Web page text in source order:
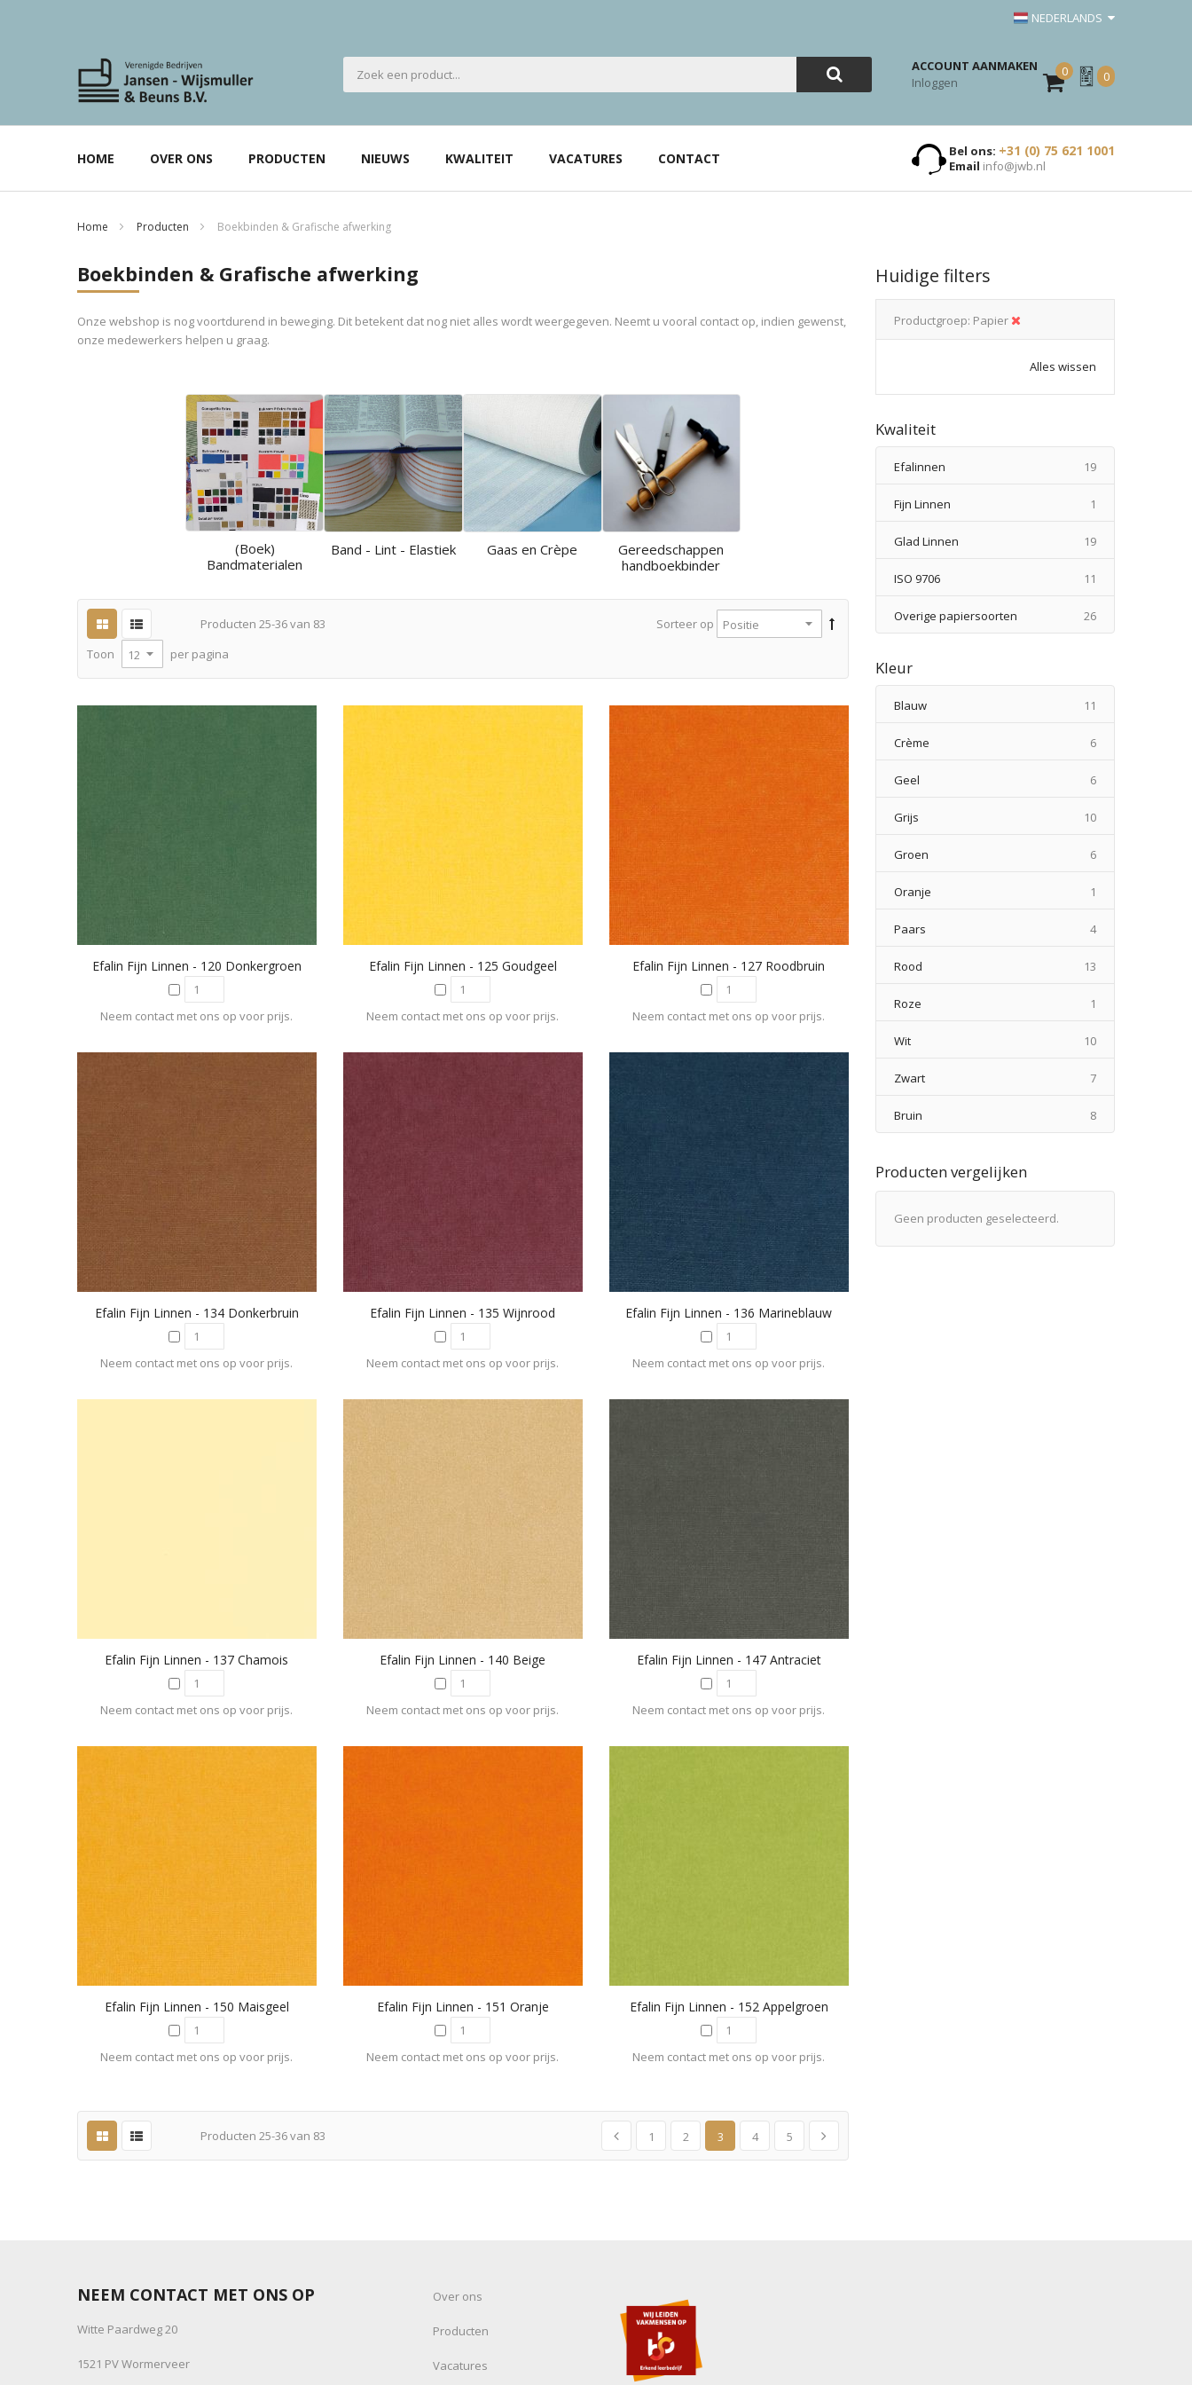
NEDERLANDS
ACCOUNT AANMAKEN
Inloggen
0
Mijn
Offerte
0
HOME OVER ONS PRODUCTEN NIEUWS KWALITEIT VACATURES CONTACT Bel ons: +31 (0) 75 621 1001
Email info@jwb.nl
Home Producten Boekbinden & Grafische afwerking
Boekbinden & Grafische afwerking
Onze webshop is nog voortdurend in beweging. Dit betekent dat nog niet alles wordt weergegeven. Neemt u vooral contact op, indien gewenst,
onze medewerkers helpen u graag.
(Boek)
Bandmaterialen
Band - Lint - Elastiek Gaas en Crèpe
Gereedschappen
handboekbinder
Producten 25-36van 83
Sorteer op
Toon
per pagina
Efalin Fijn Linnen - 120 Donkergroen
Neem contact met ons op voor prijs.
Efalin Fijn Linnen - 125 Goudgeel
Neem contact met ons op voor prijs.
Efalin Fijn Linnen - 127 Roodbruin
Neem contact met ons op voor prijs.
Efalin Fijn Linnen - 134 Donkerbruin
Neem contact met ons op voor prijs.
Efalin Fijn Linnen - 135 Wijnrood
Neem contact met ons op voor prijs.
Efalin Fijn Linnen - 136 Marineblauw
Neem contact met ons op voor prijs.
Efalin Fijn Linnen - 137 Chamois
Neem contact met ons op voor prijs.
Efalin Fijn Linnen - 140 Beige
Neem contact met ons op voor prijs.
Efalin Fijn Linnen - 147 Antraciet
Neem contact met ons op voor prijs.
Efalin Fijn Linnen - 150 Maisgeel
Neem contact met ons op voor prijs.
Efalin Fijn Linnen - 151 Oranje
Neem contact met ons op voor prijs.
Efalin Fijn Linnen - 152 Appelgroen
Neem contact met ons op voor prijs.
Producten 25-36van 83 1 2 3 4 5
Huidige filters
Productgroep Papier
Alles wissen
Kwaliteit
Efalinnen 19producten
Fijn Linnen 1
Glad Linnen 19producten
ISO 9706 11
Overige papiersoorten 26producten
Kleur
Blauw 11
Crème 6producten
Geel 6producten
Grijs 10producten
Groen 6producten
Oranje 1
Paars 4producten
Rood 13
Roze 1
Wit 10producten
Zwart 7producten
Bruin 8producten
Producten vergelijken
Geen producten geselecteerd.
NEEM CONTACT MET ONS OP
Witte Paardweg 20
1521 PV Wormerveer
Over ons
Producten
Vacatures